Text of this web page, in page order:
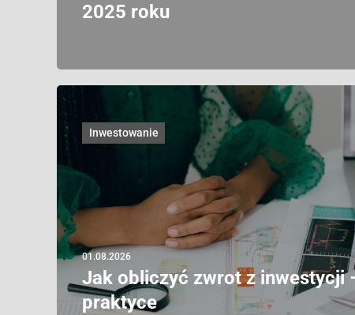
2025 roku
Inwestowanie
01.08.2026
Jak obliczyć zwrot z inwestycji
praktyce